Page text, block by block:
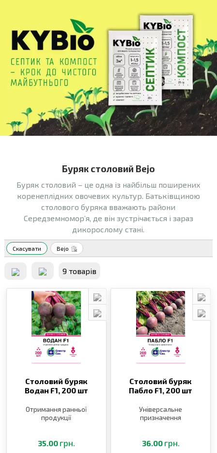
Буряк столовий Bejo
Буряк столовий – це одна із найбільш поширених
коренеплідних овочевих культур. Батьківщиною
столового буряка вважають райони
Середземномор’я, де він зустрічається і зараз
дикорослому стані.
Скасувати Bejo
9 товарiв
Столовий буряк
Водан F1, 200 шт
Отримання ранньої
продукції
35.00 грн.
Столовий буряк
Пабло F1, 200 шт
Універсальне
призначення
36.00 грн.